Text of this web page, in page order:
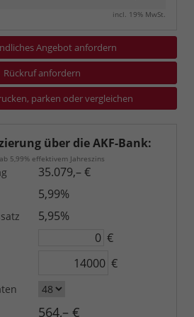
incl. 19% MwSt.
Angebot anfordern
Rückruf anfordern
parken oder vergleichen
über die AKF-Bank:
5,99% effektivem Jahreszins
35.079,– €
5,99%
5,95%
€
€
564,– €